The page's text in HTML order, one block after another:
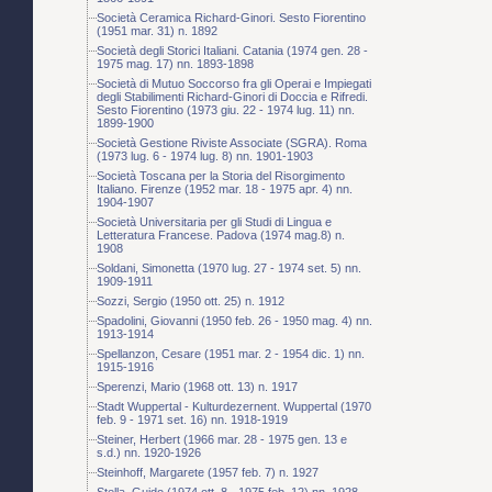
Società Ceramica Richard-Ginori. Sesto Fiorentino
(1951 mar. 31) n. 1892
Società degli Storici Italiani. Catania (1974 gen. 28 -
1975 mag. 17) nn. 1893-1898
Società di Mutuo Soccorso fra gli Operai e Impiegati
degli Stabilimenti Richard-Ginori di Doccia e Rifredi.
Sesto Fiorentino (1973 giu. 22 - 1974 lug. 11) nn.
1899-1900
Società Gestione Riviste Associate (SGRA). Roma
(1973 lug. 6 - 1974 lug. 8) nn. 1901-1903
Società Toscana per la Storia del Risorgimento
Italiano. Firenze (1952 mar. 18 - 1975 apr. 4) nn.
1904-1907
Società Universitaria per gli Studi di Lingua e
Letteratura Francese. Padova (1974 mag.8) n.
1908
Soldani, Simonetta (1970 lug. 27 - 1974 set. 5) nn.
1909-1911
Sozzi, Sergio (1950 ott. 25) n. 1912
Spadolini, Giovanni (1950 feb. 26 - 1950 mag. 4) nn.
1913-1914
Spellanzon, Cesare (1951 mar. 2 - 1954 dic. 1) nn.
1915-1916
Sperenzi, Mario (1968 ott. 13) n. 1917
Stadt Wuppertal - Kulturdezernent. Wuppertal (1970
feb. 9 - 1971 set. 16) nn. 1918-1919
Steiner, Herbert (1966 mar. 28 - 1975 gen. 13 e
s.d.) nn. 1920-1926
Steinhoff, Margarete (1957 feb. 7) n. 1927